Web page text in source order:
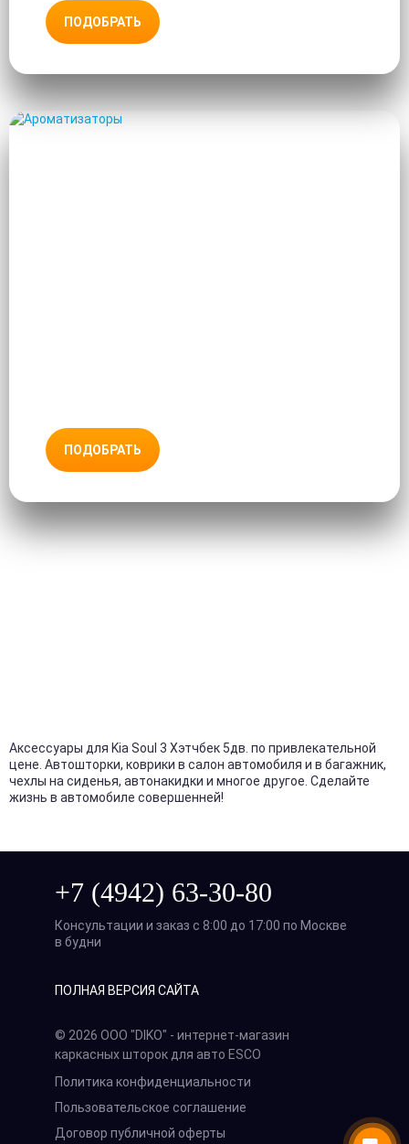
ПОДОБРАТЬ
ПОДОБРАТЬ
Аксессуары для Kia Soul 3 Хэтчбек 5дв. по привлекательной
цене. Автошторки, коврики в салон автомобиля и в багажник,
чехлы на сиденья, автонакидки и многое другое. Сделайте
жизнь в автомобиле совершенней!
+7 (4942) 63-30-80
Консультации и заказ с 8:00 до 17:00 по Москве
в будни
ПОЛНАЯ ВЕРСИЯ САЙТА
© 2026 ООО "DIKO" - интернет-магазин
каркасных шторок для авто ESCO
Политика конфиденциальности
Пользовательское соглашение
Договор публичной оферты